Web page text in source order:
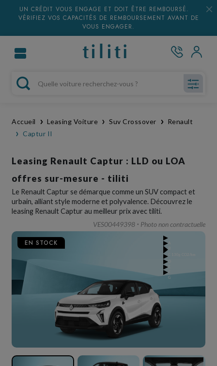
UN CRÉDIT VOUS ENGAGE ET DOIT ÊTRE REMBOURSÉ.
VÉRIFIEZ VOS CAPACITÉS DE REMBOURSEMENT AVANT DE
VOUS ENGAGER.
Accueil Leasing Voiture Suv Crossover
Renault
Captur II
Leasing Renault Captur : LLD ou LOA
offres sur-mesure - tiliti
Le Renault Captur se démarque comme un SUV compact et
urbain, alliant style moderne et polyvalence. Découvrez le
leasing Renault Captur au meilleur prix avectiliti.
VES00449398
Photo non contractuelle
EN STOCK
G